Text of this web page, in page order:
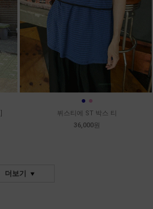
● ●
뷔스티에 ST 박스 티
36,000원
더보기